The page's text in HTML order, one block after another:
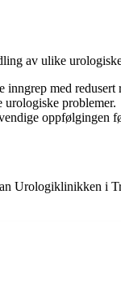
av ulike
med redusert
urologiske problemer.
oppfølgingen
Urologiklinikken